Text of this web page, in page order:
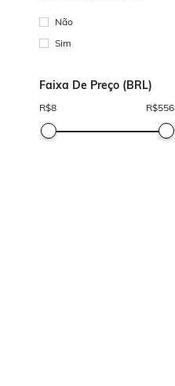
Não
Sim
Faixa De Preço (BRL)
R$8 R$556